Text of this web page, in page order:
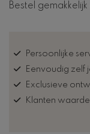
Bestel
Persoonlijke
Eenvoudig zelf
Exclusieve
Klanten